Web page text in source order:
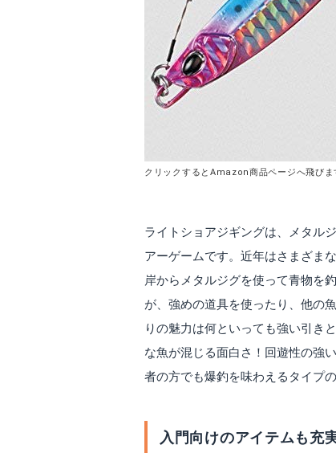
クリックするとAmazon商品ページへ飛びま
ライトショアジギングは、メタル
アーゲームです。近年はさまざま
岸からメタルジグを使って青物を
が、強めの道具を使ったり、他の
りの魅力は何といっても強い引き
な魚が混じる面白さ！回遊性の強
者の方でも爆釣を味わえるタイプ
入門向けのアイテムも充